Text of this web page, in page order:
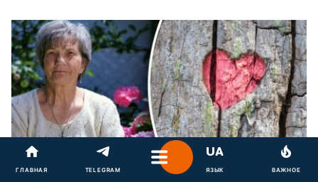
"Нужно есть каждый день": врач назвала овощ,
ГЛАВНАЯ TELEGRAM ЯЗЫК ВАЖНОЕ